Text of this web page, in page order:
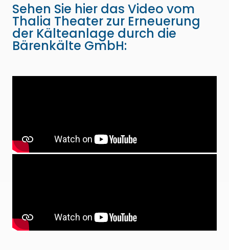
Sehen Sie hier das Video vom
Thalia Theater zur Erneuerung
der Kälteanlage durch die
Bärenkälte GmbH: